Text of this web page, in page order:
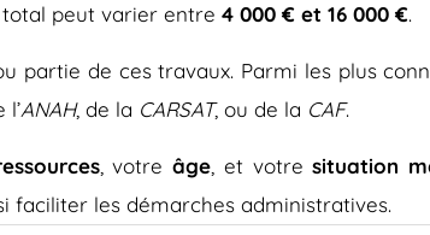
peut varier entre 4 000 € et 16 000 €.
partie de ces travaux. Parmi les plus
l’ANAH, de la CARSAT, ou de la CAF.
, votre âge , et votresituation
faciliter les démarches administratives.